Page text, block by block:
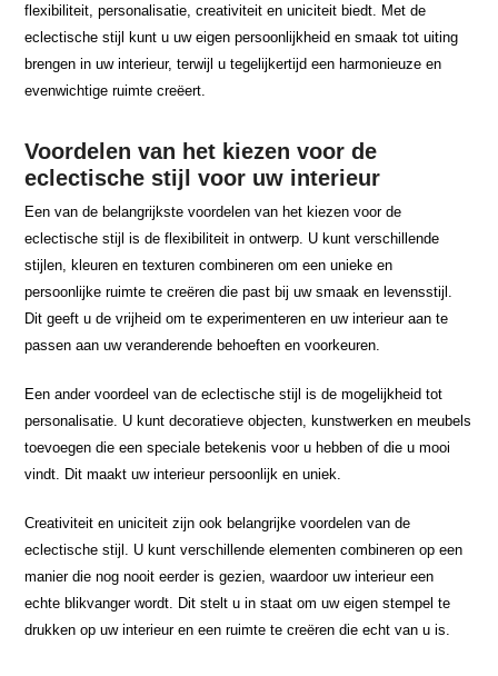
flexibiliteit, personalisatie, creativiteit en uniciteit biedt. Met de
eclectische stijl kunt u uw eigen persoonlijkheid en smaak tot uiting
brengen in uw interieur, terwijl u tegelijkertijd een harmonieuze en
evenwichtige ruimte creëert.
Voordelen van het kiezen voor de
eclectische stijl voor uw interieur
Een van de belangrijkste voordelen van het kiezen voor de
eclectische stijl is de flexibiliteit in ontwerp. U kunt verschillende
stijlen, kleuren en texturen combineren om een unieke en
persoonlijke ruimte te creëren die past bij uw smaak en levensstijl.
Dit geeft u de vrijheid om te experimenteren en uw interieur aan te
passen aan uw veranderende behoeften en voorkeuren.
Een ander voordeel van de eclectische stijl is de mogelijkheid tot
personalisatie. U kunt decoratieve objecten, kunstwerken en meubels
toevoegen die een speciale betekenis voor u hebben of die u mooi
vindt. Dit maakt uw interieur persoonlijk en uniek.
Creativiteit en uniciteit zijn ook belangrijke voordelen van de
eclectische stijl. U kunt verschillende elementen combineren op een
manier die nog nooit eerder is gezien, waardoor uw interieur een
echte blikvanger wordt. Dit stelt u in staat om uw eigen stempel te
drukken op uw interieur en een ruimte te creëren die echt van u is.